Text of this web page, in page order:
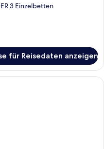
3 Einzelbetten
für Reisedaten anzeigen
Hotelzimmer mit Holz-Kopfteil,